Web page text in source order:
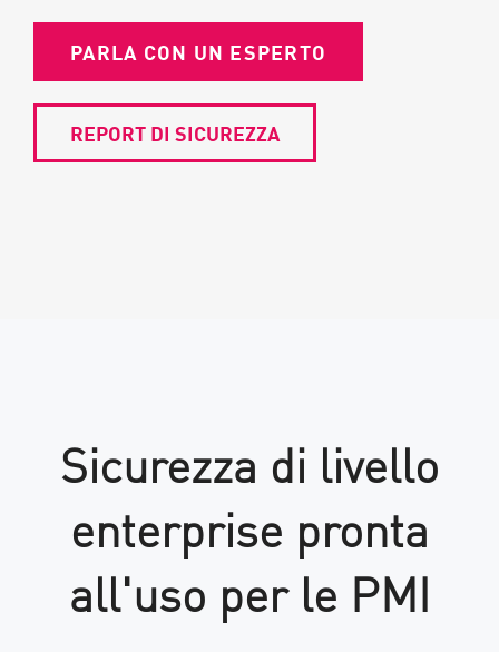
PARLA CON UN ESPERTO
REPORT DI SICUREZZA
Sicurezza di livello
enterprise pronta
all'uso per le PMI